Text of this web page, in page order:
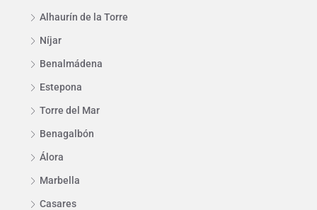
Alhaurín de la Torre
Níjar
Benalmádena
Estepona
Torre del Mar
Benagalbón
Álora
Marbella
Casares